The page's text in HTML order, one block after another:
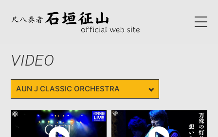
ABOUT
石垣征山
VIDEO